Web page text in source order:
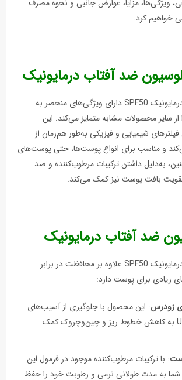
ویژگی‌ها، مزایا، عوارض جانبی و نحوه مصرف
خواهیم کرد.
ضد آفتاب درمایونیک
لوسیون ضد آفتاب درمایونیک SPF50 دارای ویژگی‌های منحصر به
سایر محصولات مشابه متمایز می‌کند. این
فیلترهای شیمیایی و فیزیکی به‌طور هم‌زمان از
و مناسب برای انواع پوست‌ها، حتی پوست‌های
به‌دلیل داشتن ترکیبات مرطوب‌کننده و ضد
تقویت بافت پوست نیز کمک می‌کند.
ضد آفتاب درمایونیک
لوسیون ضد آفتاب درمایونیک SPF50 علاوه بر محافظت در برابر
زیادی برای پوست دارد:
زودرس: این محصول با جلوگیری از آسیب‌های
ناشی از اشعه UV به کاهش خطوط ریز و چین‌وچروک کمک
: با ترکیبات مرطوب‌کننده موجود در فرمول این
به مدت طولانی نرمی و رطوبت خود را حفظ